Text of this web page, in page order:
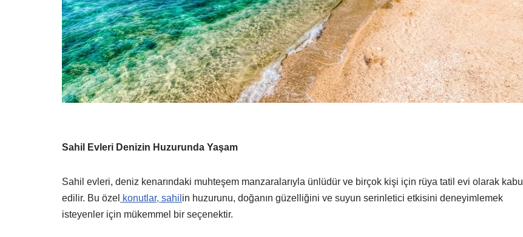
Sahil Evleri Denizin Huzurunda Yaşam
Sahil evleri, deniz kenarındaki muhteşem manzaralarıyla ünlüdür ve birçok kişi için rüya tatil evi olarak kabul
edilir. Bu özel konutlar, sahil in huzurunu, doğanın güzelliğini ve suyun serinletici etkisini deneyimlemek
isteyenler için mükemmel bir seçenektir.